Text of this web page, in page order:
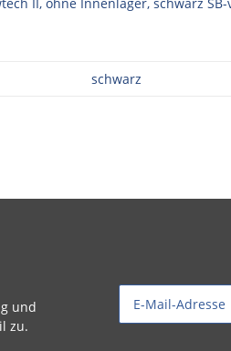
schwarz
und
zu.